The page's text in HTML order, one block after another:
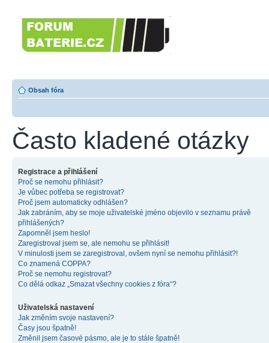
Obsah fóra
Často kladené otázky
Registrace a přihlášení
Proč se nemohu přihlásit?
Je vůbec potřeba se registrovat?
Proč jsem automaticky odhlášen?
Jak zabráním, aby se moje uživatelské jméno objevilo v seznamu právě
přihlášených?
Zapomněl jsem heslo!
Zaregistroval jsem se, ale nemohu se přihlásit!
V minulosti jsem se zaregistroval, ovšem nyní se nemohu přihlásit?!
Co znamená COPPA?
Proč se nemohu registrovat?
Co dělá odkaz „Smazat všechny cookies z fóra“?
Uživatelská nastavení
Jak změním svoje nastavení?
Časy jsou špatně!
Změnil jsem časové pásmo, ale je to stále špatně!